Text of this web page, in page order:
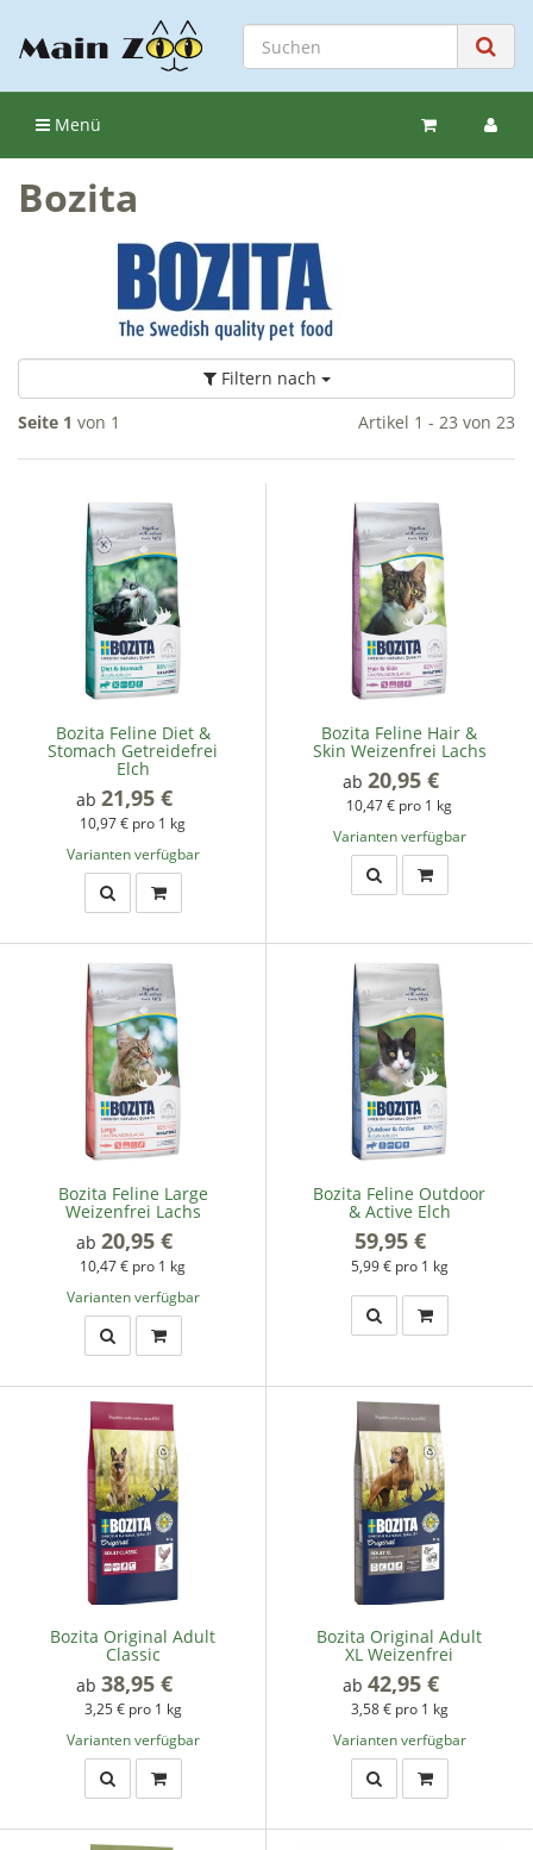
Menü
Bozita
Filtern nach
Seite 1 von 1 Artikel 1 - 23 von 23
Bozita Feline Diet &
Stomach Getreidefrei
Elch
ab 21,95 €
10,97 € pro 1 kg
Varianten verfügbar
Bozita Feline Hair &
Skin Weizenfrei Lachs
ab 20,95 €
10,47 € pro 1 kg
Varianten verfügbar
Bozita Feline Large
Weizenfrei Lachs
ab 20,95 €
10,47 € pro 1 kg
Varianten verfügbar
Bozita Feline Outdoor
& Active Elch
59,95 €
5,99 € pro 1 kg
Bozita Original Adult
Classic
ab 38,95 €
3,25 € pro 1 kg
Varianten verfügbar
Bozita Original Adult
XL Weizenfrei
ab 42,95 €
3,58 € pro 1 kg
Varianten verfügbar